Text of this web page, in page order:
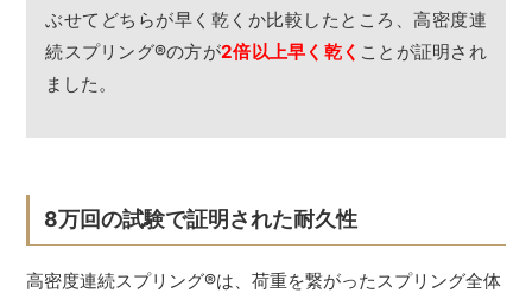
ぶせてどちらが早く乾くか比較したところ、高密度連
続スプリング®の方が2倍以上早く乾く ことが証明され
ました。
8万回の試験で証明された耐久性
高密度連続スプリング®は、荷重を繋がったスプリング全体